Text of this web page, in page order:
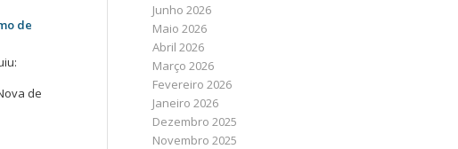
de
de
Junho 2026
Maio 2026
Abril 2026
Março 2026
Fevereiro 2026
Janeiro 2026
Dezembro 2025
Novembro 2025